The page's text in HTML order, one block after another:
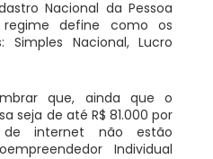
Nacional da Pessoa
regime define como os
Simples Nacional, Lucro
que, ainda que o
seja de até R$ 81.000 por
internet não estão
Individual